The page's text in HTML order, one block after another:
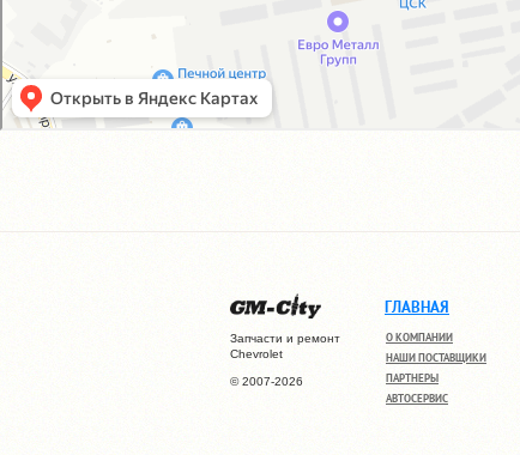
Запчасти и ремонт
Chevrolet
© 2007-2026
ГЛАВНАЯ
О КОМПАНИИ
НАШИ ПОСТАВЩИКИ
ПАРТНЕРЫ
АВТОСЕРВИС